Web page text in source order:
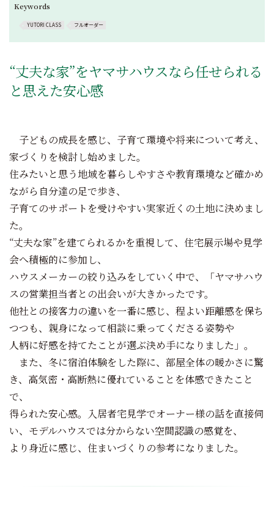
Keywords
YUTORI CLASS フルオーダー
“丈夫な家”をヤマサハウスなら任せられる
と思えた安心感
子どもの成長を感じ、子育て環境や将来について考え、
家づくりを検討し始めました。
住みたいと思う地域を暮らしやすさや教育環境など確かめ
ながら自分達の足で歩き、
子育てのサポートを受けやすい実家近くの土地に決めまし
た。
“丈夫な家”を建てられるかを重視して、住宅展示場や見学
会へ積極的に参加し、
ハウスメーカーの絞り込みをしていく中で、「ヤマサハウ
スの営業担当者との出会いが大きかったです。
他社との接客力の違いを一番に感じ、程よい距離感を保ち
つつも、親身になって相談に乗ってくださる姿勢や
人柄に好感を持てたことが選ぶ決め手になりました」。
また、冬に宿泊体験をした際に、部屋全体の暖かさに驚
き、高気密・高断熱に優れていることを体感できたこと
で、
得られた安心感。入居者宅見学でオーナー様の話を直接伺
い、モデルハウスでは分からない空間認識の感覚を、
より身近に感じ、住まいづくりの参考になりました。